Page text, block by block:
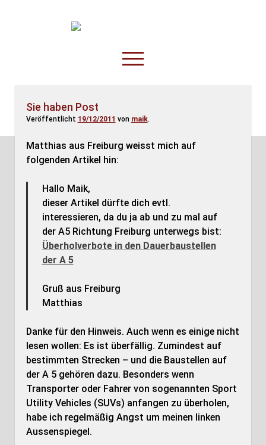
TruckOnline.de
open
menu
Anderswo
Spesenliste
Sie haben Post
Veröffentlicht 19/12/2011 von maik.
Matthias aus Freiburg weisst mich auf
folgenden Artikel hin:
Hallo Maik,
dieser Artikel dürfte dich evtl.
interessieren, da du ja ab und zu mal auf
der A5 Richtung Freiburg unterwegs bist:
Überholverbote in den Dauerbaustellen
der A 5
Gruß aus Freiburg
Matthias
Danke für den Hinweis. Auch wenn es einige nicht
lesen wollen: Es ist überfällig. Zumindest auf
bestimmten Strecken – und die Baustellen auf
der A 5 gehören dazu. Besonders wenn
Transporter oder Fahrer von sogenannten Sport
Utility Vehicles (SUVs) anfangen zu überholen,
habe ich regelmäßig Angst um meinen linken
Aussenspiegel.